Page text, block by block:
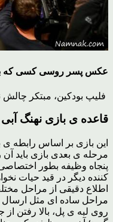
عکس پسر روسی کسی که
فلیپ بودکین، مبتکر چالش
قاعده ی بازی نهنگ
این بازی بر اساس رابطه
مرحله ی بعدی بازی باید آن
کننده دیگر در قید حیات
اطلاع دقیقی از مراحل
مراحل ساده ای مثل
روی لبه ی پل، بالا رفتن